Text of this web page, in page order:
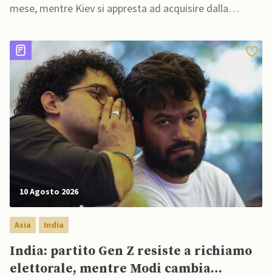
mese, mentre Kiev si appresta ad acquisire dalla
70 missili balistici M39 ATACMS
10 Agosto 2026
Asia India
India: partito Gen Z resiste a richiamo
elettorale, mentre Modi cambia